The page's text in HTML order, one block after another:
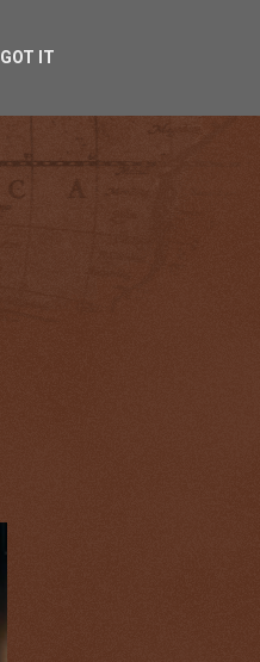
GOT IT